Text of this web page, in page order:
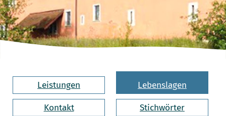
Leistungen Lebenslagen
Kontakt Stichwörter